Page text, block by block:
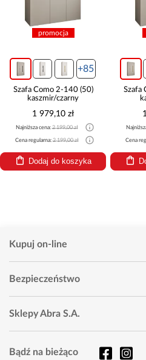
promocja
+85
Szafa Como 2-140 (50)
kaszmir/czarny
1 979,10 zł
Najniższa cena:2 199,00 zł
Cena regularna:2 199,00 zł
Dodaj do koszyka
Szafa
Cena
Kupuj on-line
Bezpieczeństwo
Sklepy Abra S.A.
Bądź na bieżąco